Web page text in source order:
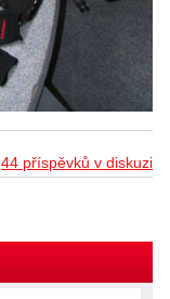
44 příspěvků v diskuzi